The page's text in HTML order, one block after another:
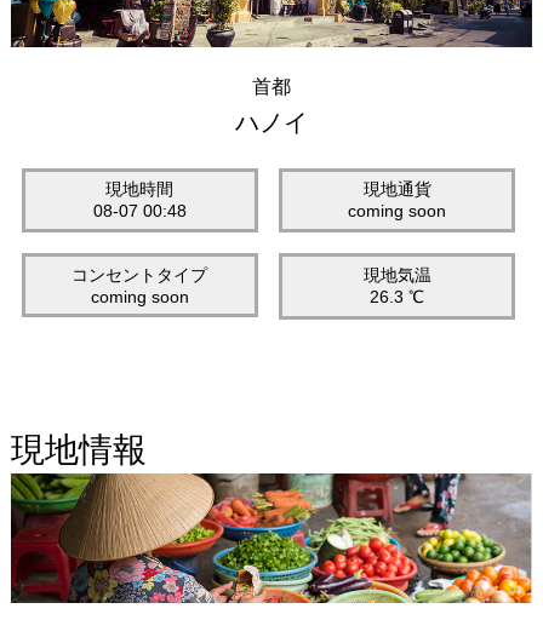
首都
ハノイ
現地時間
08-07 00:48
現地通貨
coming soon
コンセントタイプ
coming soon
現地気温
26.3 ℃
現地情報